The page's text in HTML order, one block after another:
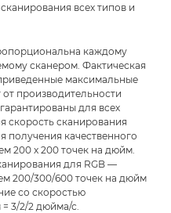
всех типов и
каждому
сканером. Фактическая
максимальные
от производительности
для всех
скорость сканирования
получения качественного
200 x 200 точек на дюйм.
для RGB —
200/300/600 точек на дюйм
со скоростью
3/2/2 дюйма/с.